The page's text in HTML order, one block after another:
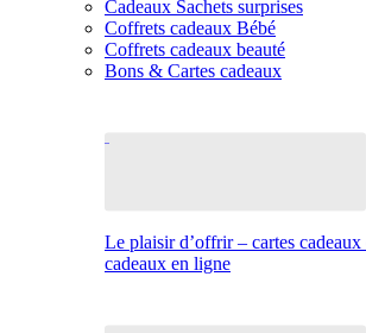
Cadeaux Sachets surprises
Coffrets cadeaux Bébé
Coffrets cadeaux beauté
Bons & Cartes cadeaux
Le plaisir d’offrir – cartes cadeaux
cadeaux en ligne